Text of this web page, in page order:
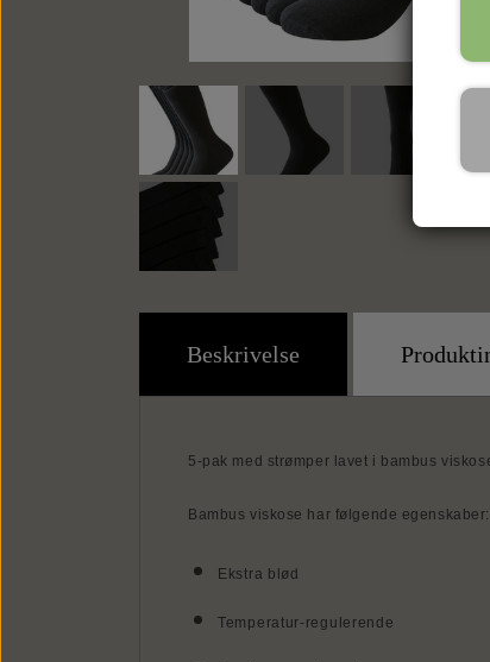
Beskrivelse
5-pak med strømper lavet i bambus
Bambus viskose har følgende egenskaber:
Ekstra blød
Temperatur-regulerende